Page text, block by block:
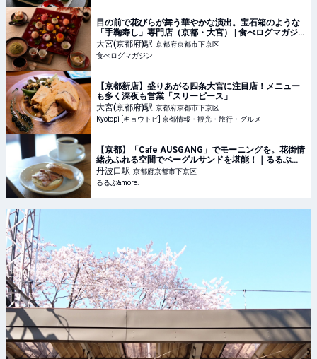
目の前で花びらが舞う華やかな演出。宝石箱のような
「手鞠寿し」専門店（京都・大宮） | 食べログマガジ
ン
大宮(京都府)駅 京都府京都市下京区
食べログマガジン
【京都新店】盛りあがる四条大宮に注目店！メニュー
も多く深夜も営業「スリーピース」
大宮(京都府)駅 京都府京都市下京区
Kyotopi [キョウトピ] 京都情報・観光・旅行・グルメ
【京都】「Cafe AUSGANG」でモーニングを。花街情
緒あふれる空間でベーグルサンドを堪能！｜るるぶ
&more.
丹波口駅 京都府京都市下京区
るるぶ&more.